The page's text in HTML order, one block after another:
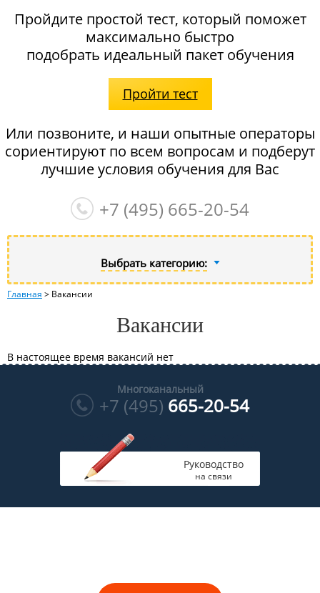
Пройдите простой тест, который поможет
максимально быстро
подобрать идеальный пакет обучения
Пройти тест
Или позвоните, и наши опытные операторы
сориентируют по всем вопросам и подберут
лучшие условия обучения для Вас
+7 (495) 665-20-54
Выбрать категорию:
Главная > Вакансии
Вакансии
В настоящее время вакансий нет
Многоканальный
+7 (495) 665-20-54
Руководство
на связи